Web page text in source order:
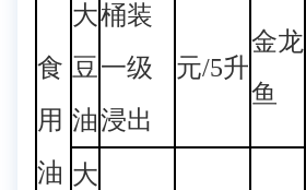
食
用
油
大
豆
油
桶装
一级
浸出
元/5升
金龙
鱼
大